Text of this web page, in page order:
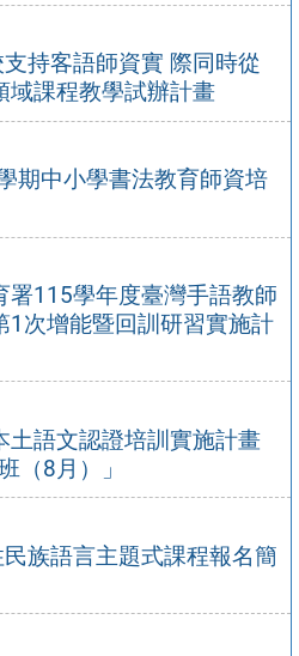
支持客語師資實 際同時從
域課程教學試辦計畫
期中小學書法教育師資培
署115學年度臺灣手語教師
1次增能暨回訓研習實施計
土語文認證培訓實施計畫
（8月）」
民族語言主題式課程報名簡